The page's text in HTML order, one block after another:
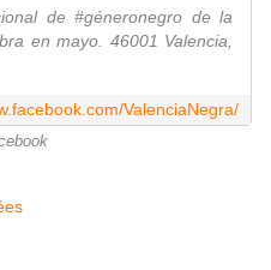
de #géneronegro de la
en mayo. 46001 Valencia,
ValenciaNegra/